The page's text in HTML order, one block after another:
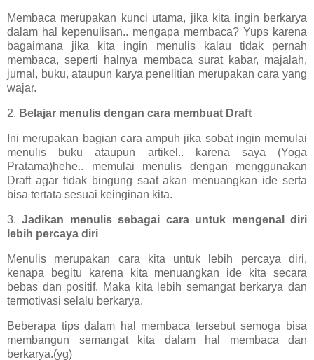
Membaca merupakan kunci utama, jika kita ingin berkarya
dalam hal kepenulisan.. mengapa membaca? Yups karena
bagaimana jika kita ingin menulis kalau tidak pernah
membaca, seperti halnya membaca surat kabar, majalah,
jurnal, buku, ataupun karya penelitian merupakan cara yang
wajar.
2. Belajar menulis dengan cara membuat Draft
Ini merupakan bagian cara ampuh jika sobat ingin memulai
menulis buku ataupun artikel.. karena saya (Yoga
Pratama)hehe.. memulai menulis dengan menggunakan
Draft agar tidak bingung saat akan menuangkan ide serta
bisa tertata sesuai keinginan kita.
3.Jadikan menulis sebagai cara untuk mengenal diri
lebih percaya diri
Menulis merupakan cara kita untuk lebih percaya diri,
kenapa begitu karena kita menuangkan ide kita secara
bebas dan positif. Maka kita lebih semangat berkarya dan
termotivasi selalu berkarya.
Beberapa tips dalam hal membaca tersebut semoga bisa
membangun semangat kita dalam hal membaca dan
berkarya.(yg)